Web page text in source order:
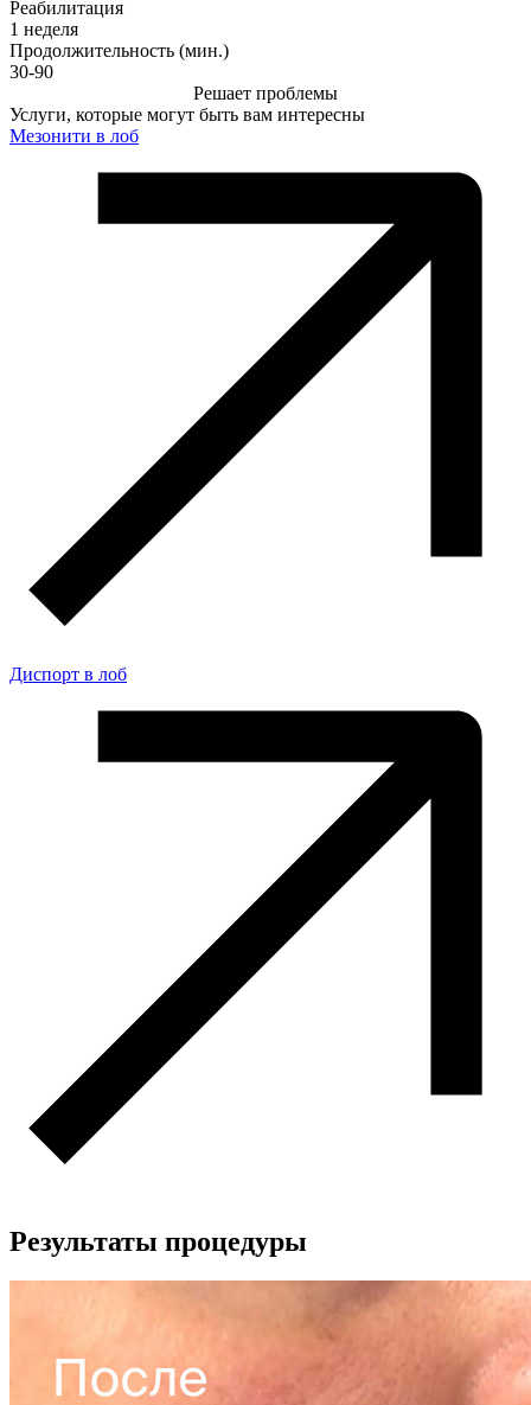
Реабилитация
1 неделя
Продолжительность (мин.)
30-90
Решает проблемы
Услуги, которые могут быть вам интересны
Мезонити в лоб
Диспорт в лоб
Результаты процедуры